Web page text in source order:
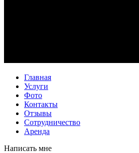
Главная
Услуги
Фото
Контакты
Отзывы
Сотрудничество
Аренда
Написать мне